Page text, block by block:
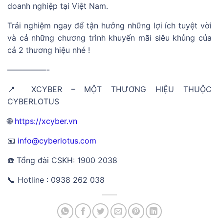
doanh nghiệp tại Việt Nam.
Trải nghiệm ngay để tận hưởng những lợi ích tuyệt vời
và cả những chương trình khuyến mãi siêu khủng của
cả 2 thương hiệu nhé !
—————-
📍 XCYBER – MỘT THƯƠNG HIỆU THUỘC
CYBERLOTUS
🌐https://xcyber.vn
📧 info@cyberlotus.com
☎️ Tổng đài CSKH: 1900 2038
📞 Hotline : 0938 262 038